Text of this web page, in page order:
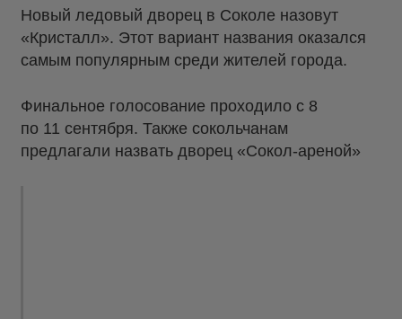
Новый ледовый дворец в Соколе назовут
«Кристалл». Этот вариант названия оказался
самым популярным среди жителей города.
Финальное голосование проходило с 8
по 11 сентября. Также сокольчанам
предлагали назвать дворец «Сокол-ареной»